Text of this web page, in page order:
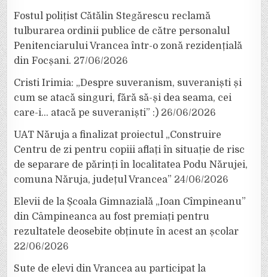
Fostul polițist Cătălin Stegărescu reclamă
tulburarea ordinii publice de către personalul
Penitenciarului Vrancea într-o zonă rezidențială
din Focșani. 27/06/2026
Cristi Irimia: „Despre suveranism, suveraniști și
cum se atacă singuri, fără să-și dea seama, cei
care-i… atacă pe suveraniști” :) 26/06/2026
UAT Năruja a finalizat proiectul „Construire
Centru de zi pentru copiii aflați în situație de risc
de separare de părinți în localitatea Podu Nărujei,
comuna Năruja, județul Vrancea” 24/06/2026
Elevii de la Școala Gimnazială „Ioan Cîmpineanu”
din Câmpineanca au fost premiați pentru
rezultatele deosebite obținute în acest an școlar
22/06/2026
Sute de elevi din Vrancea au participat la